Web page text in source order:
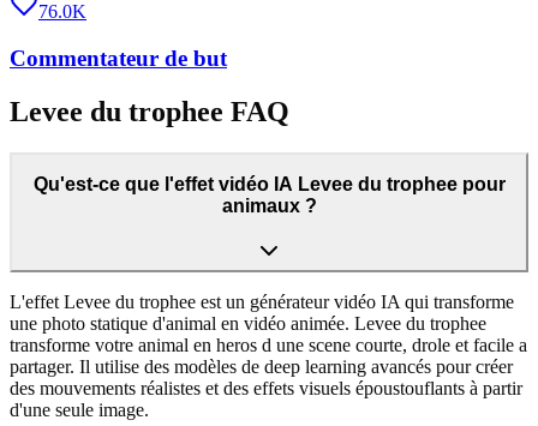
76.0K
Commentateur de but
Levee du trophee FAQ
Qu'est-ce que l'effet vidéo IA Levee du trophee pour
animaux ?
L'effet Levee du trophee est un générateur vidéo IA qui transforme
une photo statique d'animal en vidéo animée. Levee du trophee
transforme votre animal en heros d une scene courte, drole et facile a
partager. Il utilise des modèles de deep learning avancés pour créer
des mouvements réalistes et des effets visuels époustouflants à partir
d'une seule image.